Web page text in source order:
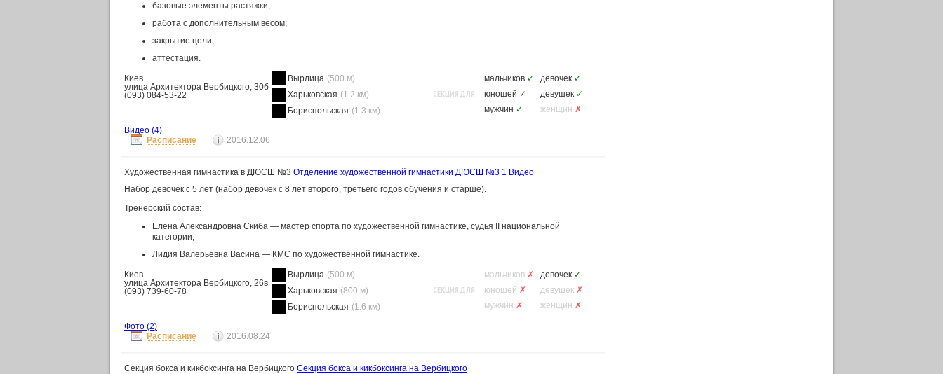
базовые элементы растяжки;
работа с дополнительным весом;
закрытие цели;
аттестация.
Киев
улица Архитектора Вербицкого, 30б
(093) 084-53-22
Вырлица (500 м)
Харьковская (1.2 км)
Бориспольская (1.3 км)
СЕКЦИЯ ДЛЯ
мальчиков ✓ девочек ✓
юношей ✓ девушек ✓
мужчин ✓ женщин ✗
Видео (4)
Расписание
2016.12.06
Художественная гимнастика в ДЮСШ №3 Отделение художественной гимнастики ДЮСШ №3 1 Видео
Набор девочек с 5 лет (набор девочек с 8 лет второго, третьего годов обучения и старше).
Тренерский состав:
Елена Александровна Скиба — мастер спорта по художественной гимнастике, судья II национальной
категории;
Лидия Валерьевна Васина — КМС по художественной гимнастике.
Киев
улица Архитектора Вербицкого, 26в
(093) 739-60-78
Вырлица (500 м)
Харьковская (800 м)
Бориспольская (1.6 км)
СЕКЦИЯ ДЛЯ
мальчиков ✗ девочек ✓
юношей ✗ девушек ✗
мужчин ✗ женщин ✗
Фото (2)
Расписание
2016.08.24
Секция бокса и кикбоксинга на Вербицкого Секция бокса и кикбоксинга на Вербицкого